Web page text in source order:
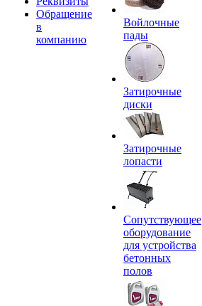
Обращение
в
компанию
Войлочные
пады
Затирочные
диски
Затирочные
лопасти
Сопутствующее
оборудование
для устройства
бетонных
полов